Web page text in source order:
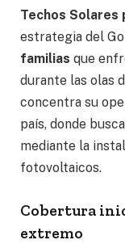
Techos Solares
estrategia del
familias que
durante las olas
concentra su
país, donde
mediante la
fotovoltaicos.
Cobertura
extremo